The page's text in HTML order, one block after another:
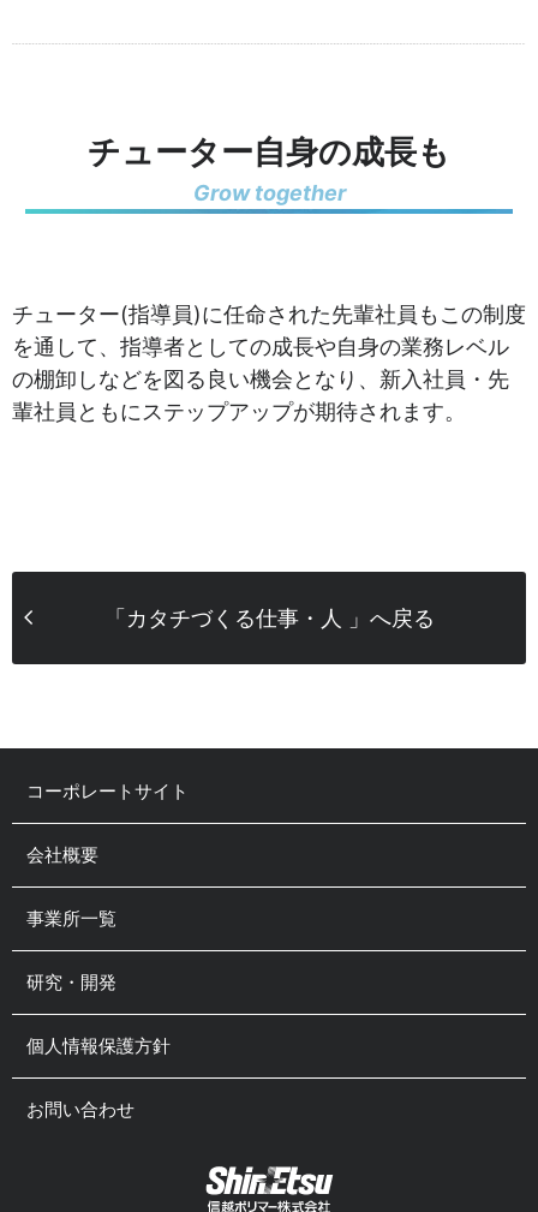
チューター自身の成長も
Grow together
チューター(指導員)に任命された先輩社員もこの制度
を通して、指導者としての成長や自身の業務レベル
の棚卸しなどを図る良い機会となり、新入社員・先
輩社員ともにステップアップが期待されます。
「カタチづくる仕事・人 」へ戻る
コーポレートサイト
会社概要
事業所一覧
研究・開発
個人情報保護方針
お問い合わせ